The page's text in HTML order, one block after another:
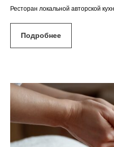
Ресторан локальной авторской
Подробнее